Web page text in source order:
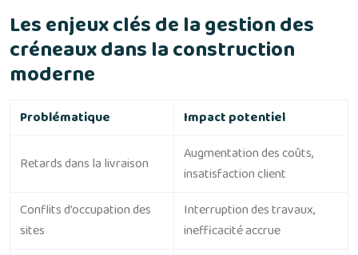
Les enjeux clés de la gestion des
créneaux dans la construction
moderne
Problématique Impact potentiel
Retards dans la livraison
Augmentation des coûts,
insatisfaction client
Conflits d’occupation des
sites
Interruption des travaux,
inefficacité accrue